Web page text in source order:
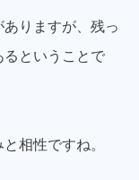
りますが、残っ
るということで
相性ですね。